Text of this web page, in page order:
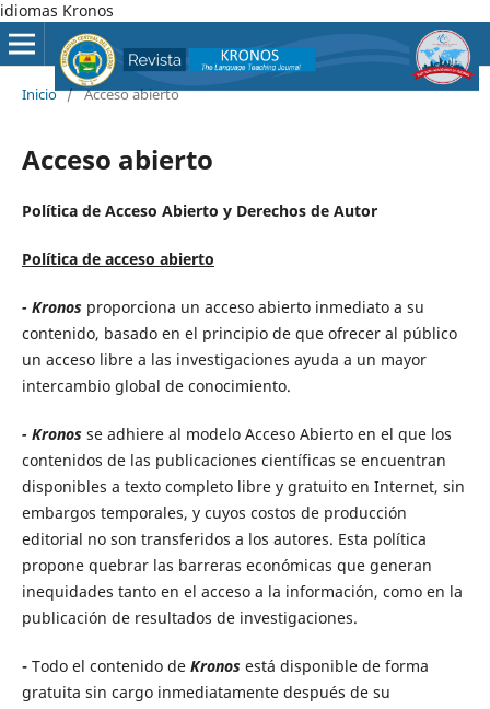
idiomas Kronos
Inicio / Acceso abierto
Acceso abierto
Política de Acceso Abierto y Derechos de Autor
Política de acceso abierto
- Kronosproporciona un acceso abierto inmediato a su
contenido, basado en el principio de que ofrecer al público
un acceso libre a las investigaciones ayuda a un mayor
intercambio global de conocimiento.
- Kronosse adhiere al modelo Acceso Abierto en el que los
contenidos de las publicaciones científicas se encuentran
disponibles a texto completo libre y gratuito en Internet, sin
embargos temporales, y cuyos costos de producción
editorial no son transferidos a los autores. Esta política
propone quebrar las barreras económicas que generan
inequidades tanto en el acceso a la información, como en la
publicación de resultados de investigaciones.
-Todo el contenido de Kronosestá disponible de forma
gratuita sin cargo inmediatamente después de su